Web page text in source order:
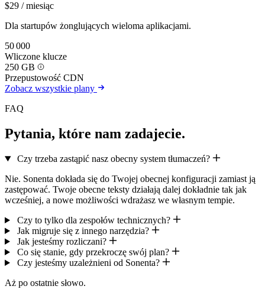
$29 / miesiąc
Dla startupów żonglujących wieloma aplikacjami.
50 000
Wliczone klucze
250 GB
Przepustowość CDN
Zobacz wszystkie plany
FAQ
Pytania, które nam zadajecie.
Czy trzeba zastąpić nasz obecny system tłumaczeń?
Nie. Sonenta dokłada się do Twojej obecnej konfiguracji zamiast ją
zastępować. Twoje obecne teksty działają dalej dokładnie tak jak
wcześniej, a nowe możliwości wdrażasz we własnym tempie.
Czy to tylko dla zespołów technicznych?
Jak migruje się z innego narzędzia?
Jak jesteśmy rozliczani?
Co się stanie, gdy przekroczę swój plan?
Czy jesteśmy uzależnieni od Sonenta?
Aż po ostatnie słowo.